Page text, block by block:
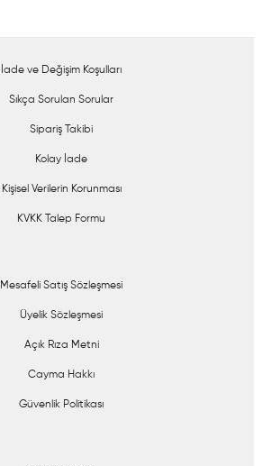
İade ve Değişim Koşulları
Sıkça Sorulan Sorular
Sipariş Takibi
Kolay İade
Kişisel Verilerin Korunması
KVKK Talep Formu
Mesafeli Satış Sözleşmesi
Üyelik Sözleşmesi
Açık Rıza Metni
Cayma Hakkı
Güvenlik Politikası